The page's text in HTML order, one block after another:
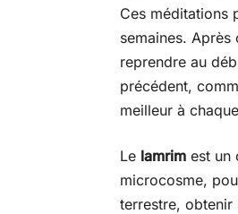
Ces méditations
semaines. Après
reprendre au
précédent,
meilleur à
Le lamrim est un
microcosme,
terrestre, obtenir